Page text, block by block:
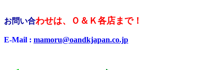
お問い合わせは、Ｏ＆Ｋ各店まで！
E-Mail : mamoru@oandkjapan.co.jp